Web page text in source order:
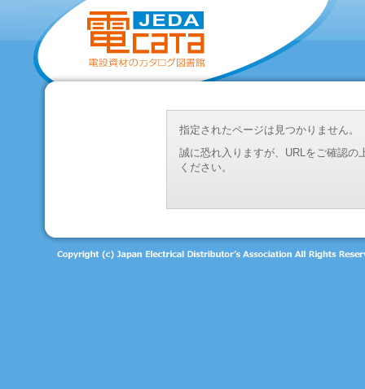
指定されたページは見つかりません。
誠に恐れ入りますが、URLをご確認
ください。